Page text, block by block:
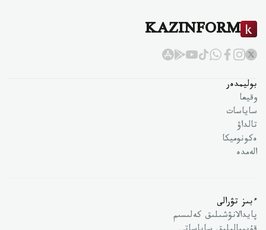
KAZINFORM
بوليمدەر
وقيعا
ساياسات
تالداۋ
ەكونوميكا
الەمدە
ءبىز تۋرالى
پايدالانۋشىلىق كەلىسىم